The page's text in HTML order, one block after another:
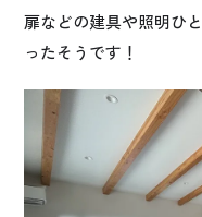
扉などの建具や照明ひ
ったそうです！